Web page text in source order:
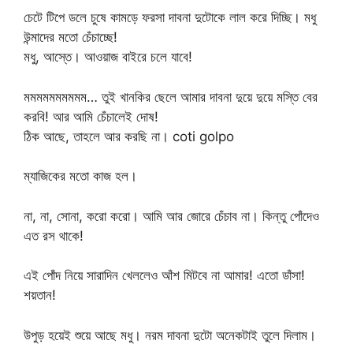
চেটে টিপে ডলে চুষে কামড়ে ফরসা দাবনা দুটোকে লাল করে দিচ্ছি। মধু
উন্মাদের মতো চেঁচাচ্ছে!
মধু, আস্তে। আওয়াজ বাইরে চলে যাবে!
মমমমমমমমমম… তুই খানকির ছেলে আমার দাবনা দুয়ে দুয়ে মস্তি বের
করবি! আর আমি চেঁচালেই দোষ!
ঠিক আছে, তাহলে আর করছি না। coti golpo
ম্যাজিকের মতো কাজ হল।
না, না, সোনা, করো করো। আমি আর জোরে চেঁচাব না। কিন্তু পোঁদেও
এত রস থাকে!
এই পোঁদ নিয়ে সারাদিন খেললেও আঁশ মিটবে না আমার! এতো ডাঁসা!
শয়তান!
উপুড় হয়েই শুয়ে আছে মধু। নরম দাবনা দুটো অনেকটাই তুলে দিলাম।